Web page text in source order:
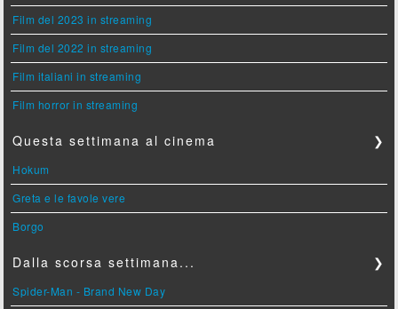
Film del 2023 in streaming
Film del 2022 in streaming
Film italiani in streaming
Film horror in streaming
Questa settimana al cinema ❯
Hokum
Greta e le favole vere
Borgo
Dalla scorsa settimana... ❯
Spider-Man - Brand New Day